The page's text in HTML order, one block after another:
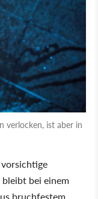
verlocken, ist aber in
bleibt bei einem